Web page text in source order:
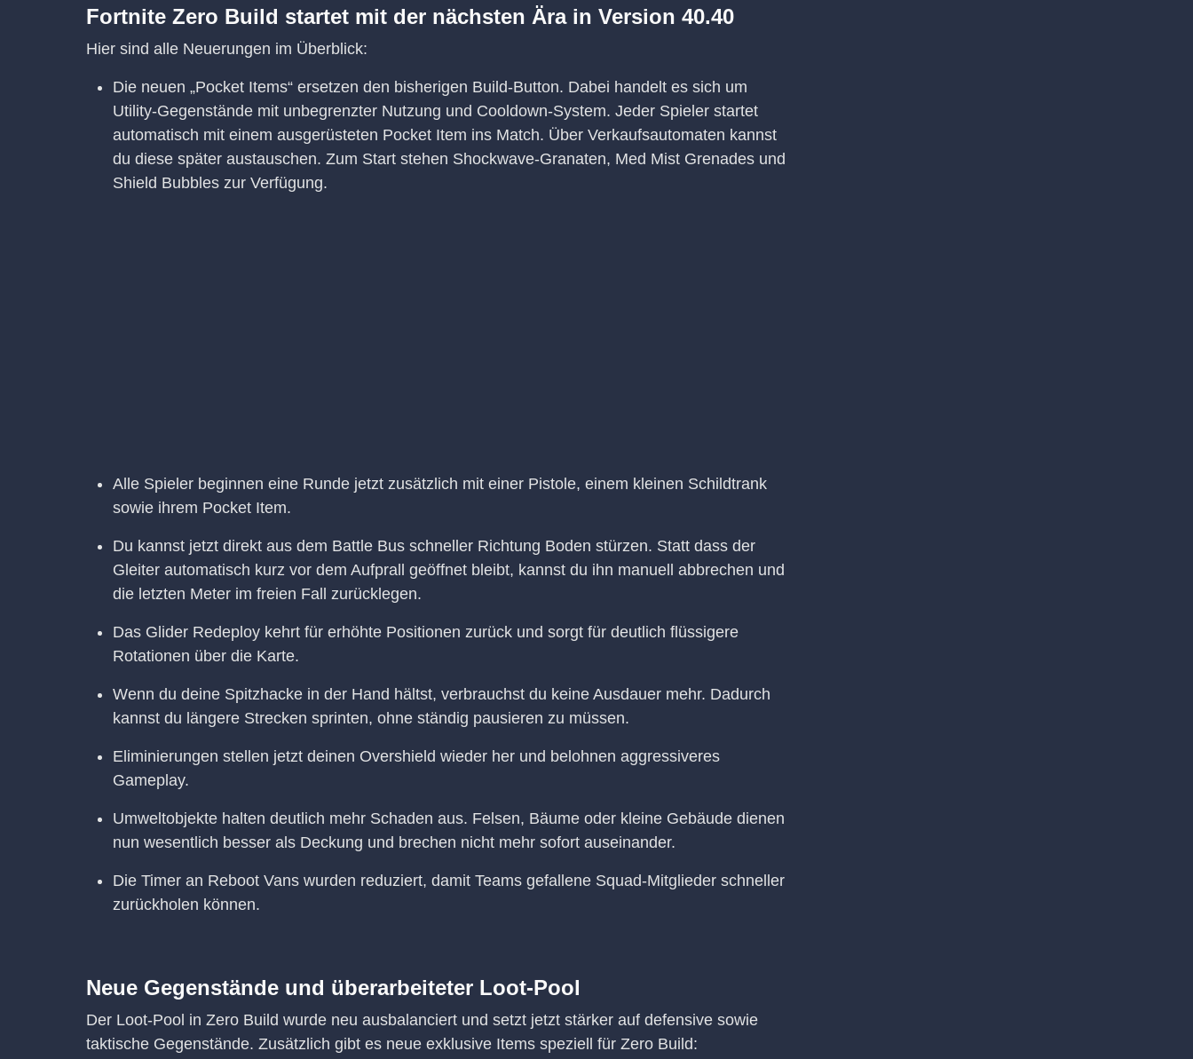
Fortnite Zero Build startet mit der nächsten Ära in Version 40.40
Hier sind alle Neuerungen im Überblick:
Die neuen „Pocket Items“ ersetzen den bisherigen Build-Button. Dabei handelt es sich um
Utility-Gegenstände mit unbegrenzter Nutzung und Cooldown-System. Jeder Spieler startet
automatisch mit einem ausgerüsteten Pocket Item ins Match. Über Verkaufsautomaten kannst
du diese später austauschen. Zum Start stehen Shockwave-Granaten, Med Mist Grenades und
Shield Bubbles zur Verfügung.
Alle Spieler beginnen eine Runde jetzt zusätzlich mit einer Pistole, einem kleinen Schildtrank
sowie ihrem Pocket Item.
Du kannst jetzt direkt aus dem Battle Bus schneller Richtung Boden stürzen. Statt dass der
Gleiter automatisch kurz vor dem Aufprall geöffnet bleibt, kannst du ihn manuell abbrechen und
die letzten Meter im freien Fall zurücklegen.
Das Glider Redeploy kehrt für erhöhte Positionen zurück und sorgt für deutlich flüssigere
Rotationen über die Karte.
Wenn du deine Spitzhacke in der Hand hältst, verbrauchst du keine Ausdauer mehr. Dadurch
kannst du längere Strecken sprinten, ohne ständig pausieren zu müssen.
Eliminierungen stellen jetzt deinen Overshield wieder her und belohnen aggressiveres
Gameplay.
Umweltobjekte halten deutlich mehr Schaden aus. Felsen, Bäume oder kleine Gebäude dienen
nun wesentlich besser als Deckung und brechen nicht mehr sofort auseinander.
Die Timer an Reboot Vans wurden reduziert, damit Teams gefallene Squad-Mitglieder schneller
zurückholen können.
Neue Gegenstände und überarbeiteter Loot-Pool
Der Loot-Pool in Zero Build wurde neu ausbalanciert und setzt jetzt stärker auf defensive sowie
taktische Gegenstände. Zusätzlich gibt es neue exklusive Items speziell für Zero Build: